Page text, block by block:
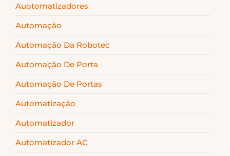
Auotomatizadores
Automação
Automação Da Robotec
Automação De Porta
Automação De Portas
Automatização
Automatizador
Automatizador AC